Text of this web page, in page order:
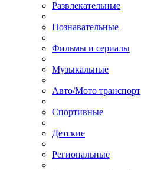
Развлекательные
Познавательные
Фильмы и сериалы
Музыкальные
Авто/Мото транспорт
Спортивные
Детские
Региональные